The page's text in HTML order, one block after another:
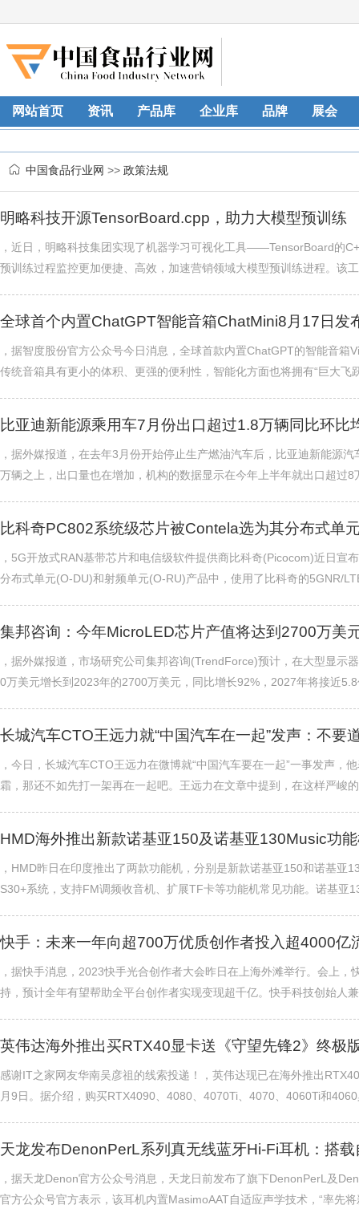
网站首页 资讯 产品库 企业库 品牌 展会
中国食品行业网 >> 政策法规
明略科技开源TensorBoard.cpp，助力大模型预训练
，近日，明略科技集团实现了机器学习可视化工具——TensorBoard的
预训练过程监控更加便捷、高效，加速营销领域大模型预训练进程。该
全球首个内置ChatGPT智能音箱ChatMini8月17日发
，据智度股份官方公众号今日消息，全球首款内置ChatGPT的智能音
传统音箱具有更小的体积、更强的便利性，智能化方面也将拥有“巨大飞
比亚迪新能源乘用车7月份出口超过1.8万辆同比环比
，据外媒报道，在去年3月份开始停止生产燃油汽车后，比亚迪新能源
万辆之上，出口量也在增加，机构的数据显示在今年上半年就出口超过
比科奇PC802系统级芯片被Contela选为其分布式单
，5G开放式RAN基带芯片和电信级软件提供商比科奇(Picocom)近日
分布式单元(O-DU)和射频单元(O-RU)产品中，使用了比科奇的5GNR/
集邦咨询：今年MicroLED芯片产值将达到2700万美
，据外媒报道，市场研究公司集邦咨询(TrendForce)预计，在大型显
0万美元增长到2023年的2700万美元，同比增长92%，2027年将接近
长城汽车CTO王远力就“中国汽车在一起”发声：不要
，今日，长城汽车CTO王远力在微博就“中国汽车要在一起”一事发声
霜，那还不如先打一架再在一起吧。王远力在文章中提到，在这样严峻
HMD海外推出新款诺基亚150及诺基亚130Music功
，HMD昨日在印度推出了两款功能机，分别是新款诺基亚150和诺基
S30+系统，支持FM调频收音机、扩展TF卡等功能机常见功能。诺基亚
快手：未来一年向超700万优质创作者投入超4000亿
，据快手消息，2023快手光合创作者大会昨日在上海外滩举行。会上
持，预计全年有望帮助全平台创作者实现变现超千亿。快手科技创始人
英伟达海外推出买RTX40显卡送《守望先锋2》终极
感谢IT之家网友华南吴彦祖的线索投递！，英伟达现已在海外推出
月9日。据介绍，购买RTX4090、4080、4070Ti、4070、4060Ti和
天龙发布DenonPerL系列真无线蓝牙Hi-Fi耳机：搭载
，据天龙Denon官方公众号消息，天龙日前发布了旗下DenonPerL及
官方公众号官方表示，该耳机内置MasimoAAT自适应声学技术，“率先